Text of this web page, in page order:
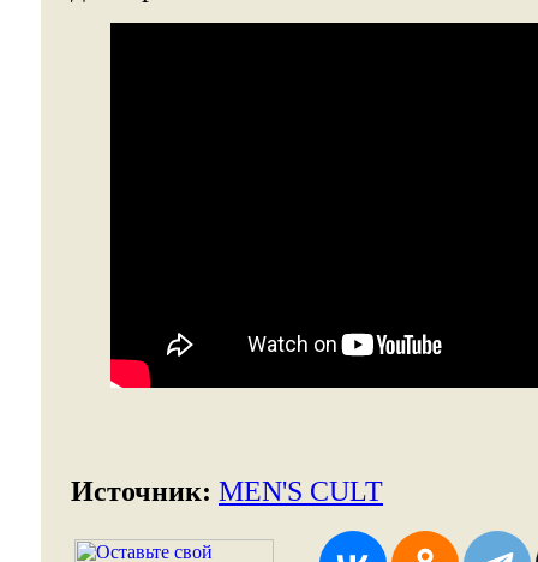
Источник: MEN'S CULT